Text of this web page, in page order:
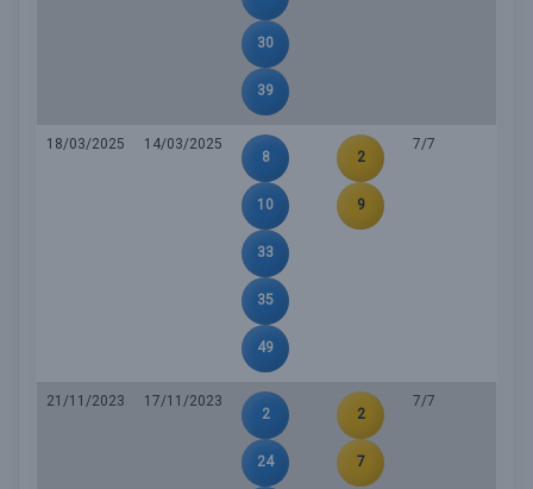
30
39
18/03/2025
14/03/2025
8
10
33
35
49
2
9
7/7
21/11/2023
17/11/2023
2
24
2
7
7/7